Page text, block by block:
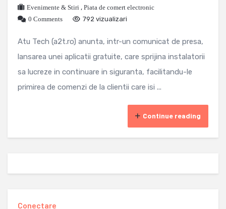
Evenimente & Stiri , Piata de comert electronic
0 Comments
792 vizualizari
Atu Tech (a2t.ro) anunta, intr-un comunicat de presa,
lansarea unei aplicatii gratuite, care sprijina instalatorii
sa lucreze in continuare in siguranta, facilitandu-le
primirea de comenzi de la clientii care isi ...
Continue reading
Conectare